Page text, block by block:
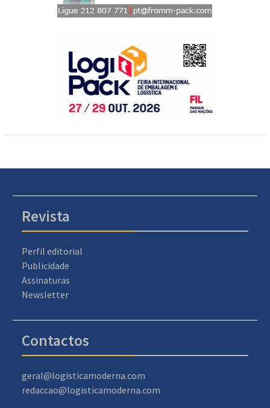
Revista
Perfil editorial
Publicidade
Assinaturas
Newsletter
Contactos
geral@logisticamoderna.com
redaccao@logisticamoderna.com